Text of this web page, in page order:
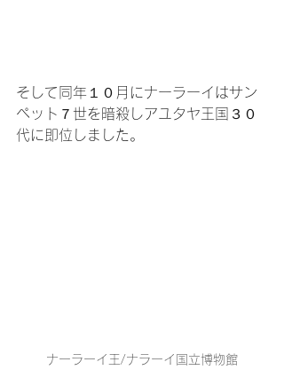
そして同年１０月にナーラーイはサン
ペット７世を暗殺しアユタヤ王国３０
代に即位しました。
ナーラーイ王/ナラーイ国立博物館